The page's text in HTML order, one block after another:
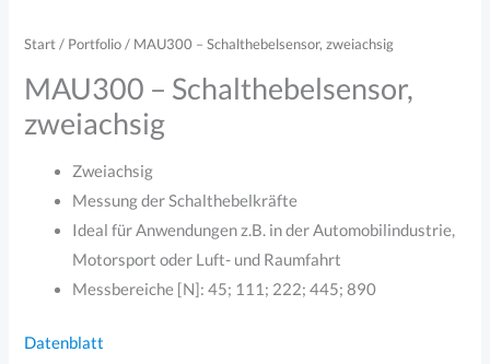
Start / Portfolio/ MAU300 – Schalthebelsensor, zweiachsig
MAU300 – Schalthebelsensor,
zweiachsig
Zweiachsig
Messung der Schalthebelkräfte
Ideal für Anwendungen z.B. in der Automobilindustrie,
Motorsport oder Luft- und Raumfahrt
Messbereiche [N]: 45; 111; 222; 445; 890
Datenblatt